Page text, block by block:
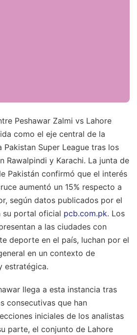
Peshawar Zalmi vs Lahore
como el eje central de la
Super League tras los
Rawalpindi y Karachi. La junta de
Pakistán confirmó que el interés
aumentó un 15% respecto a
según datos publicados por el
su portal oficial pcb.com.pk. Los
a las ciudades con
deporte en el país, luchan por el
en un contexto de
estratégica.
llega a esta instancia tras
consecutivas que han
iniciales de los analistas
parte, el conjunto de Lahore